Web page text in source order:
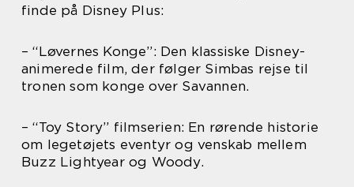
finde på Disney Plus:
– “Løvernes Konge”: Den klassiske Disney-
animerede film, der følger Simbas rejse til
tronen som konge over Savannen.
– “Toy Story” filmserien: En rørende historie
om legetøjets eventyr og venskab mellem
Buzz Lightyear og Woody.